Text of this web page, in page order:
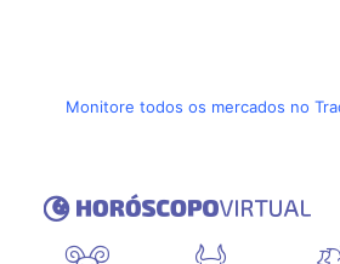
Monitore todos os mercados no